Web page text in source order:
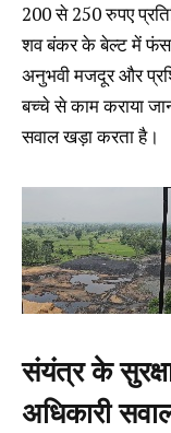
200 से 250 रुपए
शव बंकर के बेल्ट में
अनुभवी मजदूर और
बच्चे से काम कराया
सवाल खड़ा करता है।
संयंत्र के
अधिकारी